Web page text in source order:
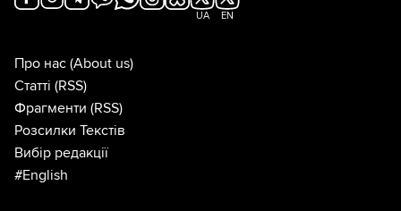
UA EN
Про нас (About us)
Статті (RSS)
Фрагменти (RSS)
Розсилки Текстів
Вибір редакції
#English